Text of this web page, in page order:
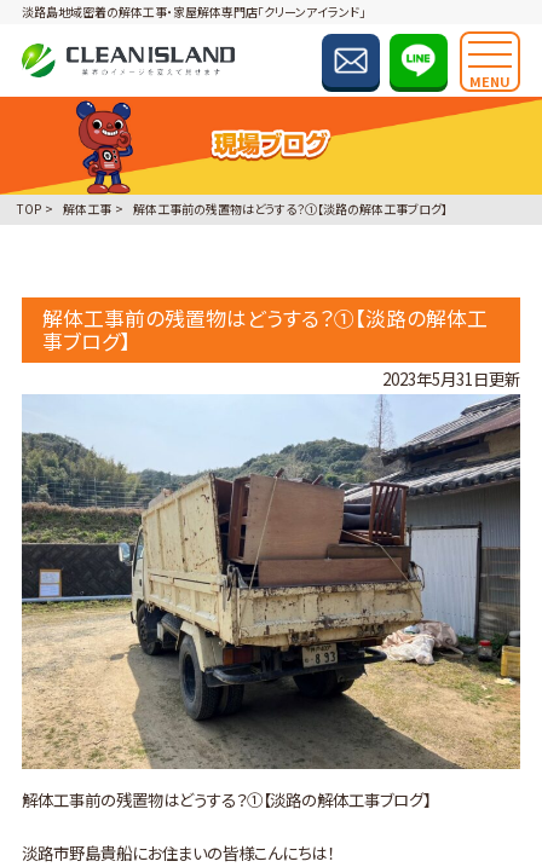
淡路島地域密着の解体工事・家屋解体専門店「クリーンアイランド」
MENU
TOP 解体工事 解体工事前の残置物はどうする？①【淡路の解体工事ブログ】
解体工事前の残置物はどうする？①【淡路の解体工
事ブログ】
2023年5月31日更新
解体工事前の残置物はどうする？①【淡路の解体工事ブログ】
淡路市野島貴船にお住まいの皆様こんにちは！